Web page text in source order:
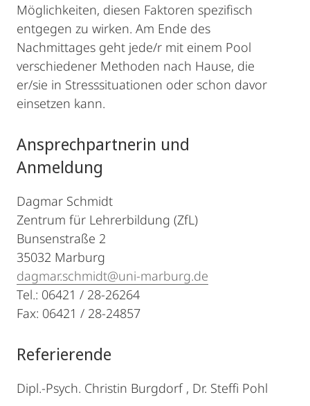
Möglichkeiten, diesen Faktoren spezifisch
entgegen zu wirken. Am Ende des
Nachmittages geht jede/r mit einem Pool
verschiedener Methoden nach Hause, die
er/sie in Stresssituationen oder schon davor
einsetzen kann.
Ansprechpartnerin und
Anmeldung
Dagmar Schmidt
Zentrum für Lehrerbildung (ZfL)
Bunsenstraße 2
35032 Marburg
dagmar.schmidt@uni-marburg.de
Tel.: 06421 / 28-26264
Fax: 06421 / 28-24857
Referierende
Dipl.-Psych. Christin Burgdorf , Dr. Steffi Pohl